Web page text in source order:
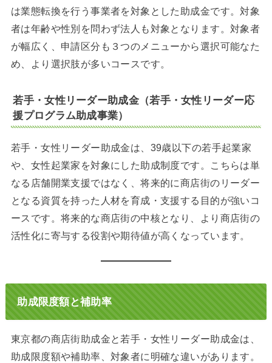
は業態転換を行う事業者を対象とした助成金です。対象
者は年齢や性別を問わず法人も対象となります。対象者
が幅広く、申請区分も３つのメニューから選択可能なた
め、より選択肢が多いコースです。
若手・女性リーダー助成金（若手・女性リーダー応
援プログラム助成事業）
若手・女性リーダー助成金は、39歳以下の若手起業家
や、女性起業家を対象にした助成制度です。こちらは単
なる店舗開業支援ではなく、将来的に商店街のリーダー
となる資質を持った人材を育成・支援する目的が強いコ
ースです。将来的な商店街の中核となり、より商店街の
活性化に寄与する役割や期待値が高くなっています。
助成限度額と補助率
東京都の商店街助成金と若手・女性リーダー助成金は、
助成限度額や補助率、対象者に明確な違いがあります。